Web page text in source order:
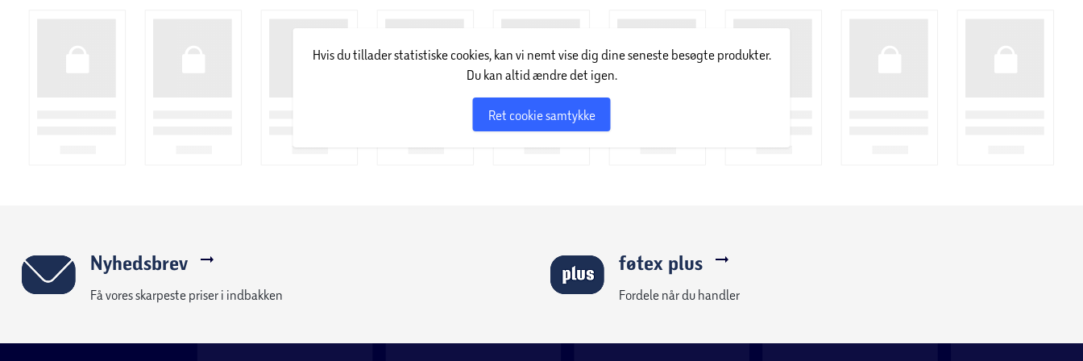
Brachiosaurus: Dinoen er en af de største kendte dinosaurer. Brachiosaurus var lige så lang som 2 busser og så
Vidste du at ordet ”dinosaur” stammer fra det græske ord ”deinos” (forfærdelig) og ”sauros” (firben)
Skab sjove og fantasifulde forhistoriske lege, eller leg med dem sammen med dine andre MAGNA-TILES® sæt!
1 T-Rex (Blå)
1 Stegosaurus (Lilla)
1 Triceratops (Rød)
Hvis du tillader statistiske cookies, kan vi nemt vise dig dine seneste besøgte produkter.
Du kan altid ændre det igen.
Ret cookie samtykke
Nyhedsbrev
Få vores skarpeste priser i indbakken
føtex plus
Fordele når du handler